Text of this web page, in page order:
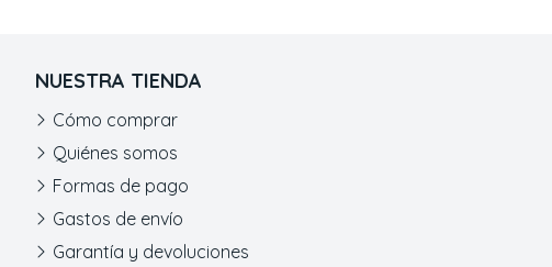
NUESTRA TIENDA
Cómo comprar
Quiénes somos
Formas de pago
Gastos de envío
Garantía y devoluciones